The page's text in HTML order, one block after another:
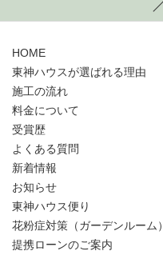
HOME
東神ハウスが選ばれる理由
施工の流れ
料金について
受賞歴
よくある質問
新着情報
お知らせ
東神ハウス便り
花粉症対策（ガーデンルーム）
提携ローンのご案内